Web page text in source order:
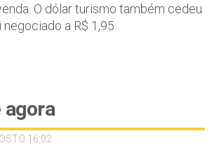
O dólar turismo também cedeu
a R$ 1,95.
16:02